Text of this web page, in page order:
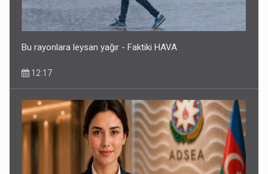
Bu rayonlara leysan yağır - Faktiki HAVA
12:17